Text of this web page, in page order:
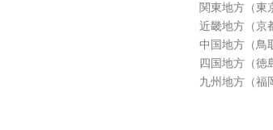
関東地方（東
近畿地方（京
中国地方（鳥
四国地方（徳
九州地方（福